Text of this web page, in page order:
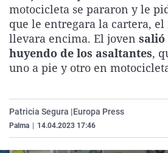
motocicleta se pararon y le
que le entregara la cartera,
llevara encima. El joven
huyendo de los asaltantes,
uno a pie y otro en
Patricia Segura |Europa Press
Palma | 14.04.2023 17:46